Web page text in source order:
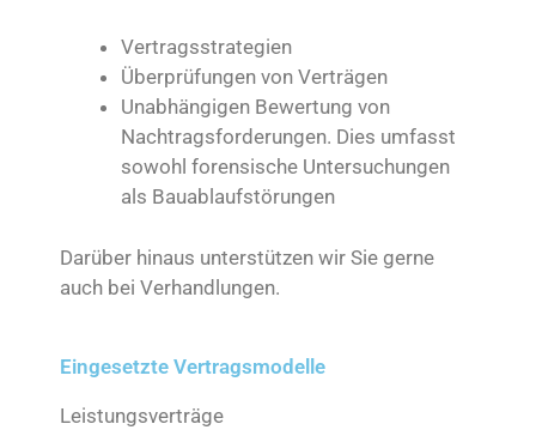
Vertragsstrategien
Überprüfungen von Verträgen
Unabhängigen Bewertung von
Nachtragsforderungen. Dies umfasst
sowohl forensische Untersuchungen
als Bauablaufstörungen
Darüber hinaus unterstützen wir Sie gerne
auch bei Verhandlungen.
Eingesetzte Vertragsmodelle
Leistungsverträge